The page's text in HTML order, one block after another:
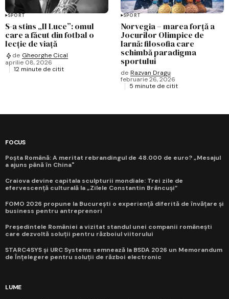
SPORT
S-a stins „Il Luce”: omul
care a făcut din fotbal o
lecție de viață
de Gheorghe Cical
aprilie 08, 2026
12 minute de citit
SPORT
Norvegia – marea forță a
Jocurilor Olimpice de
Iarnă: filosofia care
schimbă paradigma
sportului
de Razvan Dragu
februarie 26, 2026
5 minute de citit
FOCUS
Poșta Română: A meritat rebrandingul de 48.000 de euro? „Mesajul
a ajuns până în China"
Craiova devine capitala sculpturii mondiale: Trei zile de
efervescență culturală la „Zilele Constantin Brâncuși”
FOMO 2026 propune la București o experiență diferită de învățare și
business pentru antreprenori
Președintele României a vizitat standul unei companii românești
care dezvoltă soluții pentru războiul viitorului
STARC4SYS și URC Systems semnează la BSDA 2026 un Memorandum
de Înțelegere pentru soluții de război electronic
LUME